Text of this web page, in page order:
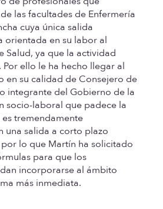
las facultades de Enfermería
cuya única salida
orientada en su labor al
Salud, ya que la actividad
Por ello le ha hecho llegar al
en su calidad de Consejero de
integrante del Gobierno de la
socio-laboral que padece la
tremendamente
una salida a corto plazo
por lo que Martín ha solicitado
para que los
incorporarse al ámbito
más inmediata.